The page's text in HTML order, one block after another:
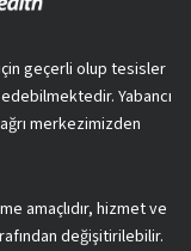
geçerli olup tesisler
Yabancı
merkezimizden
amaçlıdır, hizmet ve
değişitirilebilir.